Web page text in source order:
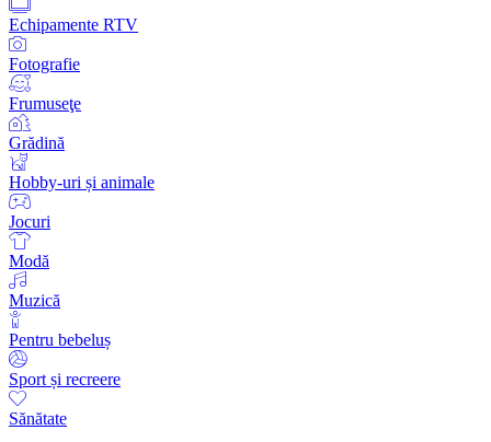
Echipamente RTV
Fotografie
Frumuseţe
Grădină
Hobby-uri și animale
Jocuri
Modă
Muzică
Pentru bebeluș
Sport și recreere
Sănătate